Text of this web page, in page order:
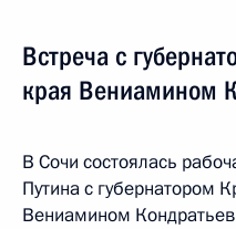
Встреча с
края Вениамином
В Сочи состоялась
Путина с губернатором
Вениамином